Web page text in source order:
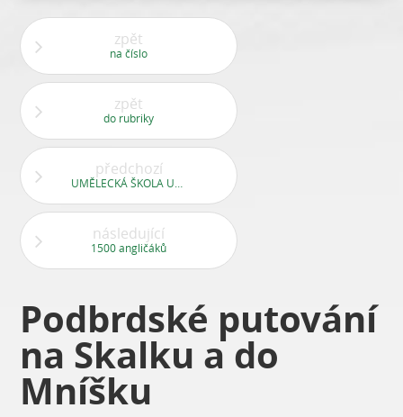
zpět
na číslo
zpět
do rubriky
předchozí
následující
1500 angličáků
Podbrdské putování
na Skalku a do
Mníšku